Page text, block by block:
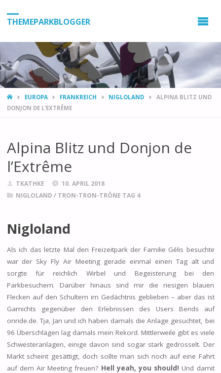
THEMEPARKBLOGGER
HOMEEUROPA FRANKREICH NIGLOLAND
ALPINA BLITZ UND
DONJON DE L’EXTRÊME
Alpina Blitz und Donjon de
l’Extrême
TKATHKE
10. APRIL 2018
NIGLOLAND / TRON-TRON-TRÔNE TAG 4
Nigloland
Als ich das letzte Mal den Freizeitpark der Familie Gélis besuchte
war der Sky Fly Air Meeting gerade einmal einen Tag alt und
sorgte für reichlich Wirbel und Begeisterung bei den
Parkbesuchern. Darüber hinaus sind mir die riesigen blauen
Flecken auf den Schultern im Gedächtnis geblieben – aber das ist
Garnichts gegenüber den Erlebnissen des Users Bends auf
onride.de. Tja, Jan und ich haben damals die Anlage gesuchtet, bei
96 Überschlägen lag damals mein Rekord. Mittlerweile gibt es viele
Schwesteranlagen, einige davon sind sogar stark gedrosselt. Der
Markt scheint gesättigt, doch sollte man sich noch auf eine Fahrt
auf dem Air Meeting freuen? Hell yeah, you should! Und damit